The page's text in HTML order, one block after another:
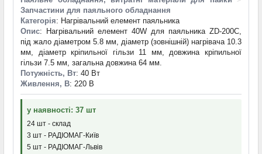
Запчастини для паяльного обладнання
Категорія: Нагрівальний елемент паяльника
Опис: Нагрівальний елемент 40W для паяльника ZD-200C,
під жало діаметром 5.8 мм, діаметр (зовнішній) нагрівача 10.3
мм, діаметр кріпильної гільзи 11 мм, довжина кріпильної
гільзи 7.5 мм, загальна довжина 64 мм.
Потужність, Вт: 40 Вт
Живлення, В: 220 В
у наявності: 37 шт
24 шт - склад
3 шт - РАДІОМАГ-Київ
5 шт - РАДІОМАГ-Львів